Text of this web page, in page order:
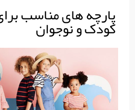
پارچه های مناسب
کودک و نوجوان